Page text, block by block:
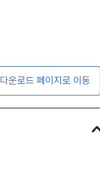
다운로드 페이지로 이동